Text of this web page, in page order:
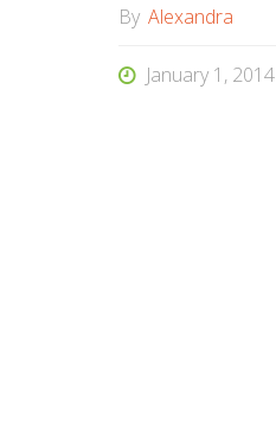
By Alexandra
January 1, 2014